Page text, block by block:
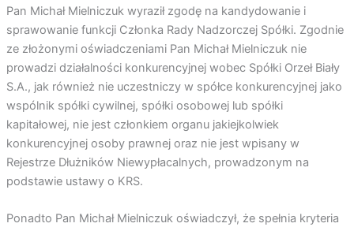
Pan Michał Mielniczuk wyraził zgodę na kandydowanie i
sprawowanie funkcji Członka Rady Nadzorczej Spółki. Zgodnie
ze złożonymi oświadczeniami Pan Michał Mielniczuk nie
prowadzi działalności konkurencyjnej wobec Spółki Orzeł Biały
S.A., jak również nie uczestniczy w spółce konkurencyjnej jako
wspólnik spółki cywilnej, spółki osobowej lub spółki
kapitałowej, nie jest członkiem organu jakiejkolwiek
konkurencyjnej osoby prawnej oraz nie jest wpisany w
Rejestrze Dłużników Niewypłacalnych, prowadzonym na
podstawie ustawy o KRS.
Ponadto Pan Michał Mielniczuk oświadczył, że spełnia kryteria